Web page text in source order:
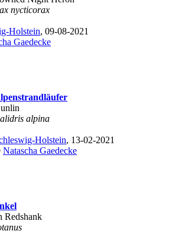
nycticorax
Holstein, 09-08-2021
Gaedecke
alpina
Holstein, 13-02-2021
Natascha Gaedecke
Redshank